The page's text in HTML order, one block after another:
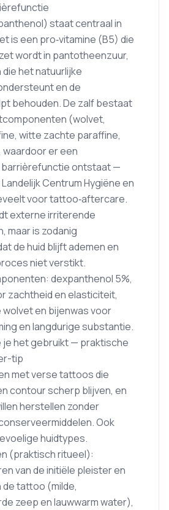
staat centraal in
is een pro‑vitamine (B5) die
wordt in pantotheenzuur,
het natuurlijke
en de
behouden. De zalf bestaat
(wolvet,
witte zachte paraffine,
er een
ontstaat —
Centrum Hygiëne en
voor tattoo‑aftercare.
externe irriterende
maar is zodanig
de huid blijft ademen en
niet verstikt.
dexpanthenol 5%,
zachtheid en elasticiteit,
wolvet en bijenwas voor
en langdurige substantie.
je het gebruikt — praktische
tip
met verse tattoos die
contour scherp blijven, en
herstellen zonder
Ook
huidtypes.
(praktisch ritueel):
van de initiële pleister en
tattoo (milde,
zeep en lauwwarm water),